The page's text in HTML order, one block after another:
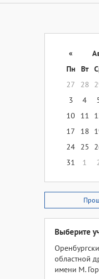
«
Пн
Вт
27
28
3
4
10
11
17
18
24 25
31
1
Выберите
областной
имени М.